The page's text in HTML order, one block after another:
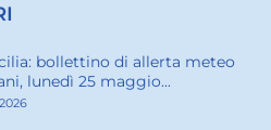
bollettino di allerta meteo
lunedì 25 maggio...